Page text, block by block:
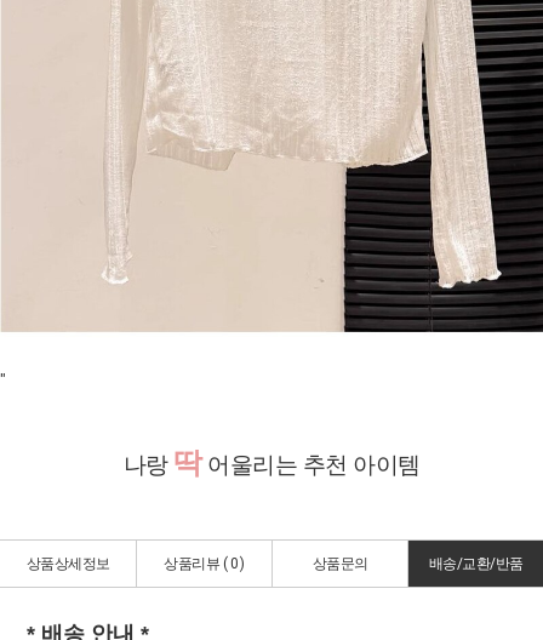
"
나랑 딱어울리는 추천 아이템
상품상세정보 상품리뷰 ( 0) 상품문의 배송/교환/반품
* 배송 안내 *